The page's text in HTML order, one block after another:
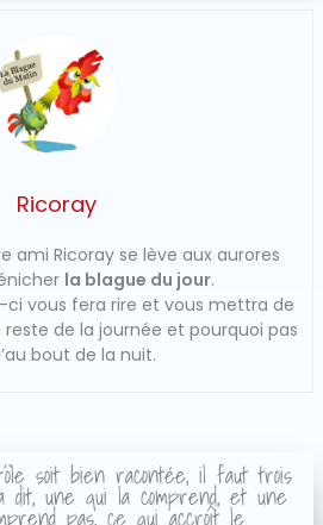
Ricoray
ami Ricoray se lève aux aurores
la blague du jour.
ci vous fera rire et vous mettra de
de la journée et pourquoi pas
bout de la nuit.
soit bien racontée, il faut trois
une qui la comprend, et une